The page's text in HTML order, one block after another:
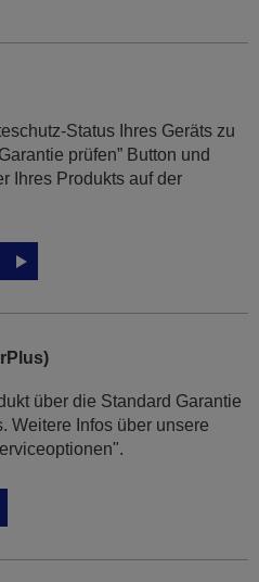
Status Ihres Geräts zu
prüfen” Button und
Ihres Produkts auf der
über die Standard Garantie
Weitere Infos über unsere